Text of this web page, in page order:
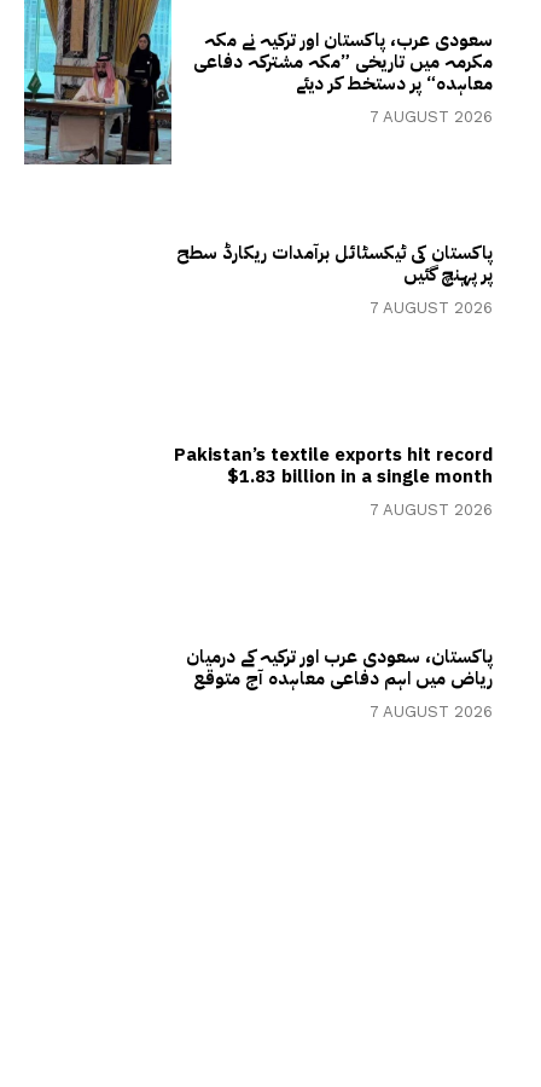
سعودی عرب، پاکستان اور ترکیہ نے مکہ
مکرمہ میں تاریخی ”مکہ مشترکہ دفاعی
معاہدہ“ پر دستخط کر دیئے
7 AUGUST 2026
پاکستان کی ٹیکسٹائل برآمدات ریکارڈ سطح
پر پہنچ گئیں
7 AUGUST 2026
Pakistan’s textile exports hit record
$1.83 billion in a single month
7 AUGUST 2026
پاکستان، سعودی عرب اور ترکیہ کے درمیان
ریاض میں اہم دفاعی معاہدہ آج متوقع
7 AUGUST 2026